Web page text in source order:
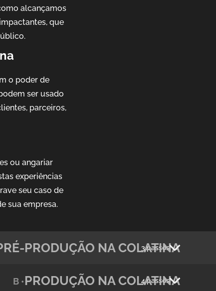
alcançamos
que
o poder de
ser usado
parceiros,
ou angariar
experiências
seu caso de
sua empresa.
PRODUÇÃO NA COLATINA
3 passos
B •PRODUÇÃO NA COLATINA
4 passos